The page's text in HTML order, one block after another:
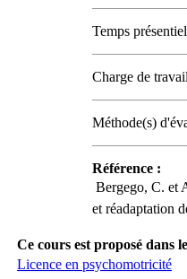
Temps
Charge de
Méthode(s)
Référence :
 Bergego, C.
et réadaptation
Ce cours est proposé dans
Licence en psychomotricité